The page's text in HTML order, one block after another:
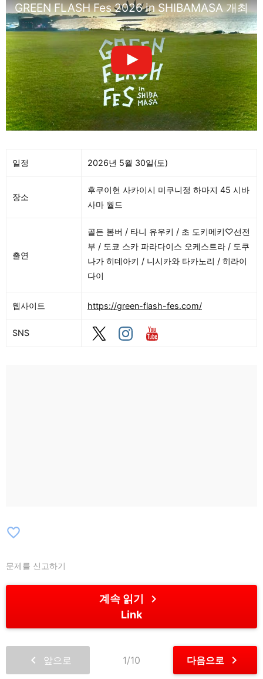
GREEN FLASH Fes 2026 in SHIBAMASA 개최
일정 2026년 5월 30일(토)
장소
후쿠이현 사카이시 미쿠니정 하마지 45 시바
사마 월드
출연
골든 봄버 / 타니 유우키 / 초 도키메키♡선전
부 / 도쿄 스카 파라다이스 오케스트라 / 도쿠
나가 히데아키 / 니시카와 타카노리 / 히라이
다이
웹사이트 https://green-flash-fes.com/
SNS
favorite_border
문제를 신고하기
계속 읽기 chevron_right
Link
chevron_left 앞으로 1/10 다음으로 chevron_right